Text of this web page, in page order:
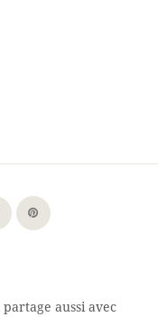
aussi avec